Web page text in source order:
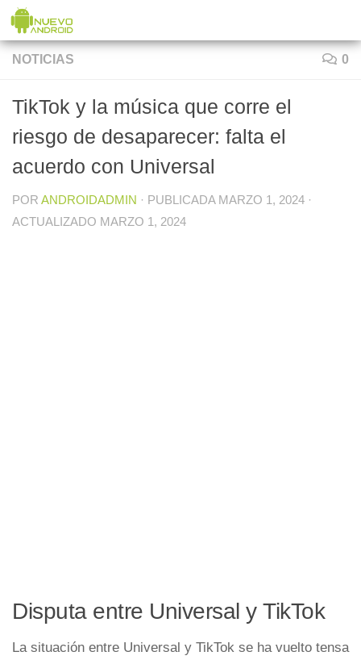
Saltar al contenido
NOTICIAS 0
TikTok y la música que corre el
riesgo de desaparecer: falta el
acuerdo con Universal
POR ANDROIDADMIN · PUBLICADA MARZO 1, 2024 ·
ACTUALIZADO MARZO 1, 2024
Disputa entre Universal y TikTok
La situación entre Universal y TikTok se ha vuelto tensa